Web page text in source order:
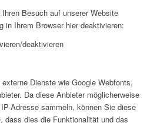
Besuch auf unserer Website
in Ihrem Browser hier deaktivieren:
deaktivieren
Dienste wie Google Webfonts,
Da diese Anbieter möglicherweise
Adresse sammeln, können Sie diese
dass dies die Funktionalität und das